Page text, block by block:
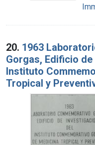
20. 1963
Gorgas, Edificio
Instituto
Tropical y